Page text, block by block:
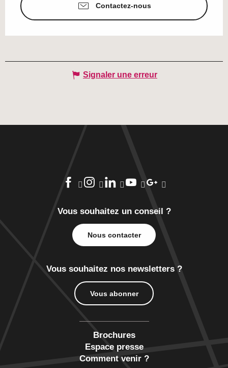
Contactez-nous
Signaler une erreur
Vous souhaitez un conseil ?
Nous contacter
Vous souhaitez nos newsletters ?
Vous abonner
Brochures
Espace presse
Comment venir ?